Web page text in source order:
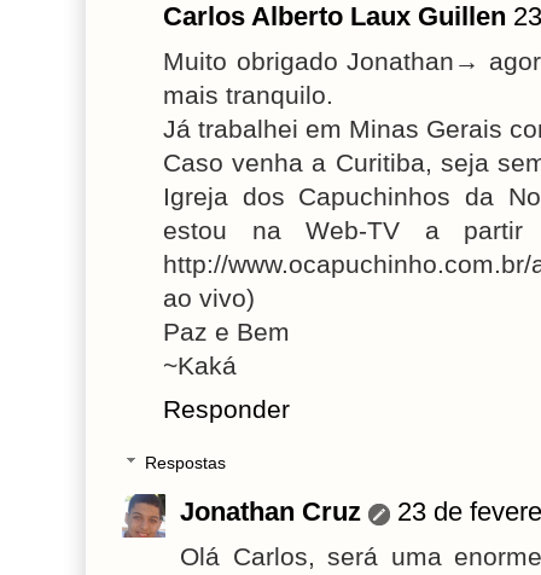
Carlos Alberto Laux Guillen
Muito obrigado Jonathan→
mais tranquilo.
Já trabalhei em Minas Gerais
Caso venha a Curitiba, seja
Igreja dos Capuchinhos da
estou na Web-TV a partir
http://
ao vivo)
Paz e Bem
~Kaká
Responder
Respostas
Jonathan Cruz 23 de
Olá Carlos, será uma